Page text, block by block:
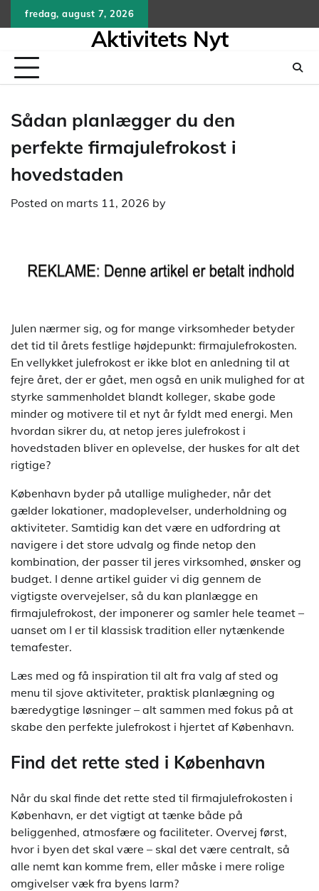
to
fredag, august 7, 2026
Aktivitets Nyt
Sådan planlægger du den
perfekte firmajulefrokost i
hovedstaden
Posted on marts 11, 2026 by
Julen nærmer sig, og for mange virksomheder betyder
det tid til årets festlige højdepunkt: firmajulefrokosten.
En vellykket julefrokost er ikke blot en anledning til at
fejre året, der er gået, men også en unik mulighed for at
styrke sammenholdet blandt kolleger, skabe gode
minder og motivere til et nyt år fyldt med energi. Men
hvordan sikrer du, at netop jeres julefrokost i
hovedstaden bliver en oplevelse, der huskes for alt det
rigtige?
København byder på utallige muligheder, når det
gælder lokationer, madoplevelser, underholdning og
aktiviteter. Samtidig kan det være en udfordring at
navigere i det store udvalg og finde netop den
kombination, der passer til jeres virksomhed, ønsker og
budget. I denne artikel guider vi dig gennem de
vigtigste overvejelser, så du kan planlægge en
firmajulefrokost, der imponerer og samler hele teamet –
uanset om I er til klassisk tradition eller nytænkende
temafester.
Læs med og få inspiration til alt fra valg af sted og
menu til sjove aktiviteter, praktisk planlægning og
bæredygtige løsninger – alt sammen med fokus på at
skabe den perfekte julefrokost i hjertet af København.
Find det rette sted i København
Når du skal finde det rette sted til firmajulefrokosten i
København, er det vigtigt at tænke både på
beliggenhed, atmosfære og faciliteter. Overvej først,
hvor i byen det skal være – skal det være centralt, så
alle nemt kan komme frem, eller måske i mere rolige
omgivelser væk fra byens larm?